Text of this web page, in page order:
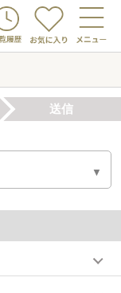
送信